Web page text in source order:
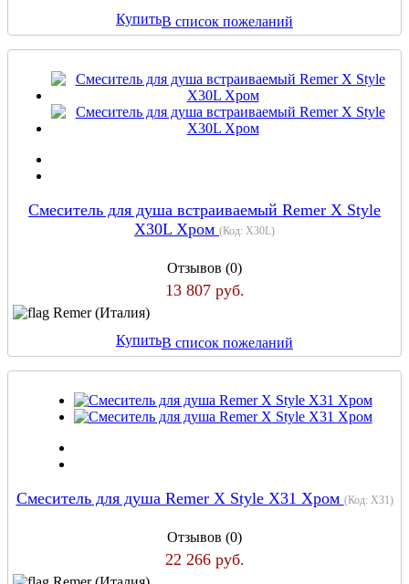
КупитьВ список пожеланий
Смеситель для душа встраиваемый Remer X Style
X30L Хром (Код: X30L)
Отзывов (0)
13 807 руб.
Remer (Италия)
КупитьВ список пожеланий
Cмеситель для душа Remer X Style X31 Хром (Код: X31)
Отзывов (0)
22 266 руб.